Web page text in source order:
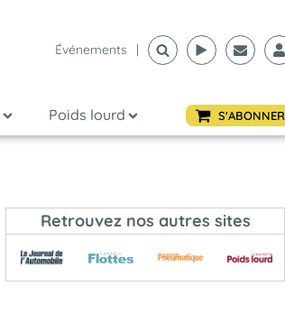
Événements |
Poids lourd S'ABONNER
Retrouvez nos autres sites